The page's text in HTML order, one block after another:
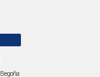
Begoña